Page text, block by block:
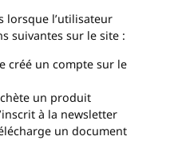
lorsque l’utilisateur
suivantes sur le site :
créé un compte sur le
un produit
à la newsletter
un document